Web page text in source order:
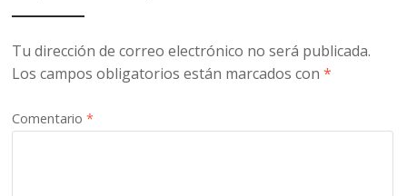
Tu dirección de correo electrónico no será publicada.
Los campos obligatorios están marcados con*
Comentario*